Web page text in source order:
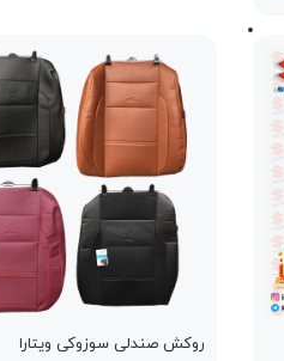
روکش صندلی سوزوکی ویتارا